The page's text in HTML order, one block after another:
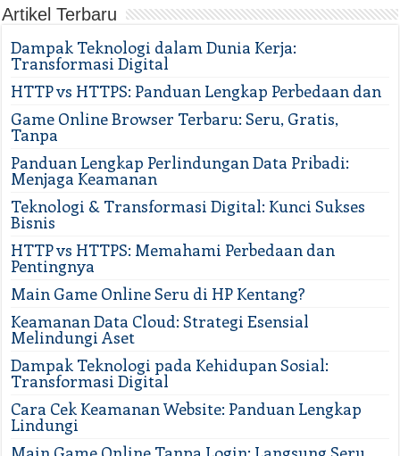
Artikel Terbaru
Dampak Teknologi dalam Dunia Kerja:
Transformasi Digital
HTTP vs HTTPS: Panduan Lengkap Perbedaan dan
Game Online Browser Terbaru: Seru, Gratis,
Tanpa
Panduan Lengkap Perlindungan Data Pribadi:
Menjaga Keamanan
Teknologi & Transformasi Digital: Kunci Sukses
Bisnis
HTTP vs HTTPS: Memahami Perbedaan dan
Pentingnya
Main Game Online Seru di HP Kentang?
Keamanan Data Cloud: Strategi Esensial
Melindungi Aset
Dampak Teknologi pada Kehidupan Sosial:
Transformasi Digital
Cara Cek Keamanan Website: Panduan Lengkap
Lindungi